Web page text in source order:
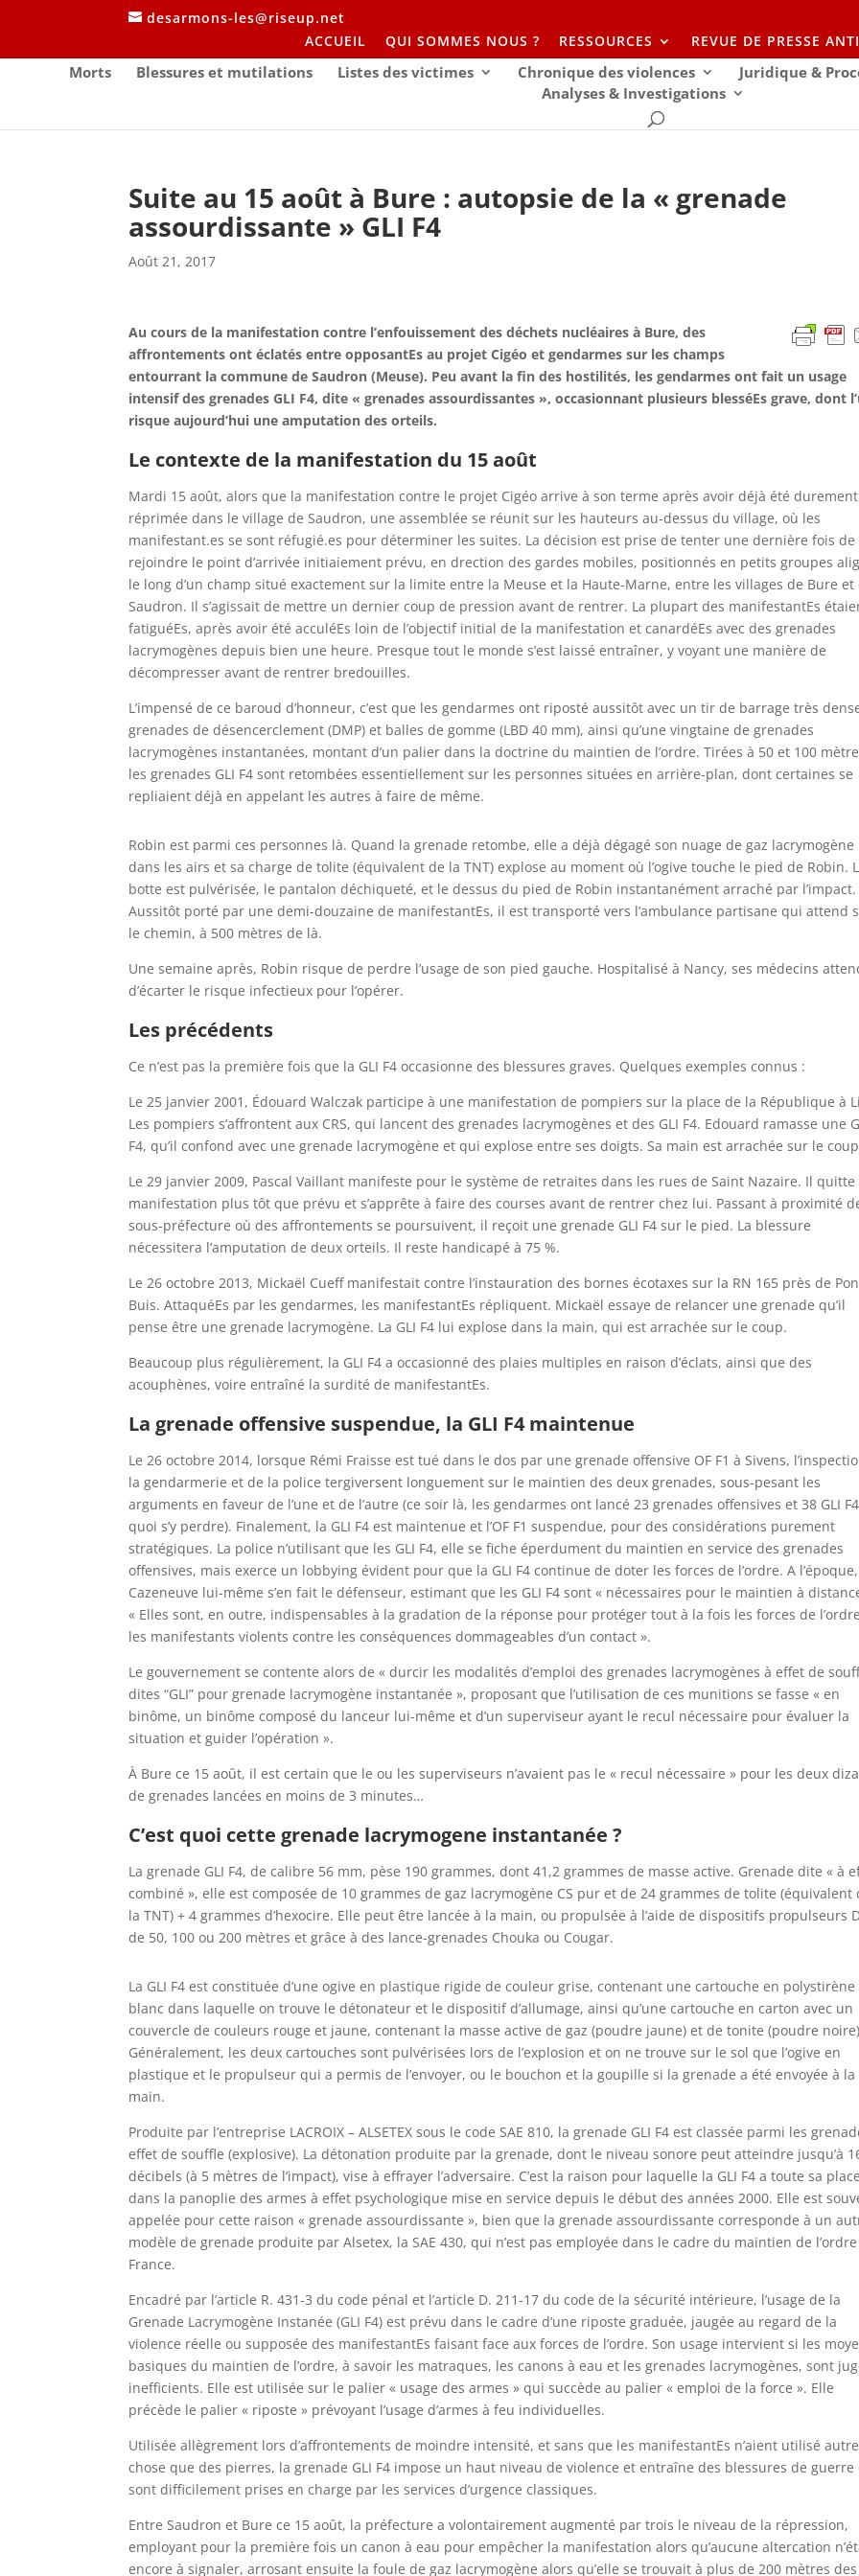
desarmons-les@riseup.net
ACCUEIL
QUI SOMMES NOUS ? RESSOURCES REVUE DE PRESSE
Morts Blessures et mutilations Listes des victimes Chronique des violences Juridique &
Analyses & Investigations
Suite au 15 août à Bure : autopsie de la « grenade
assourdissante » GLI F4
Août 21, 2017
Au cours de la manifestation contre l’enfouissement des déchets nucléaires à Bure, des
affrontements ont éclatés entre opposantEs au projet Cigéo et gendarmes sur les champs
entourrant la commune de Saudron (Meuse). Peu avant la fin des hostilités, les gendarmes ont fait un usage
intensif des grenades GLI F4, dite « grenades assourdissantes », occasionnant plusieurs blesséEs grave, dont
risque aujourd’hui une amputation des orteils.
Le contexte de la manifestation du 15 août
Mardi 15 août, alors que la manifestation contre le projet Cigéo arrive à son terme après avoir déjà été durement
réprimée dans le village de Saudron, une assemblée se réunit sur les hauteurs au-dessus du village, où les
manifestant.es se sont réfugié.es pour déterminer les suites. La décision est prise de tenter une dernière fois de
rejoindre le point d’arrivée initiaiement prévu, en drection des gardes mobiles, positionnés en petits groupes
le long d’un champ situé exactement sur la limite entre la Meuse et la Haute-Marne, entre les villages de Bure et
Saudron. Il s’agissait de mettre un dernier coup de pression avant de rentrer. La plupart des manifestantEs
fatiguéEs, après avoir été acculéEs loin de l’objectif initial de la manifestation et canardéEs avec des grenades
lacrymogènes depuis bien une heure. Presque tout le monde s’est laissé entraîner, y voyant une manière de
décompresser avant de rentrer bredouilles.
L’impensé de ce baroud d’honneur, c’est que les gendarmes ont riposté aussitôt avec un tir de barrage très
grenades de désencerclement (DMP) et balles de gomme (LBD 40 mm), ainsi qu’une vingtaine de grenades
lacrymogènes instantanées, montant d’un palier dans la doctrine du maintien de l’ordre. Tirées à 50 et 100
les grenades GLI F4 sont retombées essentiellement sur les personnes situées en arrière-plan, dont certaines se
repliaient déjà en appelant les autres à faire de même.
Robin est parmi ces personnes là. Quand la grenade retombe, elle a déjà dégagé son nuage de gaz lacrymogène
dans les airs et sa charge de tolite (équivalent de la TNT) explose au moment où l’ogive touche le pied de Robin.
botte est pulvérisée, le pantalon déchiqueté, et le dessus du pied de Robin instantanément arraché par l’impact.
Aussitôt porté par une demi-douzaine de manifestantEs, il est transporté vers l’ambulance partisane qui attend
le chemin, à 500 mètres de là.
Une semaine après, Robin risque de perdre l’usage de son pied gauche. Hospitalisé à Nancy, ses médecins
d’écarter le risque infectieux pour l’opérer.
Les précédents
Ce n’est pas la première fois que la GLI F4 occasionne des blessures graves. Quelques exemples connus :
Le 25 janvier 2001, Édouard Walczak participe à une manifestation de pompiers sur la place de la République à
Les pompiers s’affrontent aux CRS, qui lancent des grenades lacrymogènes et des GLI F4. Edouard ramasse une
F4, qu’il confond avec une grenade lacrymogène et qui explose entre ses doigts. Sa main est arrachée sur le
Le 29 janvier 2009, Pascal Vaillant manifeste pour le système de retraites dans les rues de Saint Nazaire. Il quitte
manifestation plus tôt que prévu et s’apprête à faire des courses avant de rentrer chez lui. Passant à proximité
sous-préfecture où des affrontements se poursuivent, il reçoit une grenade GLI F4 sur le pied. La blessure
nécessitera l’amputation de deux orteils. Il reste handicapé à 75 %.
Le 26 octobre 2013, Mickaël Cueff manifestait contre l’instauration des bornes écotaxes sur la RN 165 près de
Buis. AttaquéEs par les gendarmes, les manifestantEs répliquent. Mickaël essaye de relancer une grenade qu’il
pense être une grenade lacrymogène. La GLI F4 lui explose dans la main, qui est arrachée sur le coup.
Beaucoup plus régulièrement, la GLI F4 a occasionné des plaies multiples en raison d’éclats, ainsi que des
acouphènes, voire entraîné la surdité de manifestantEs.
La grenade offensive suspendue, la GLI F4 maintenue
Le 26 octobre 2014, lorsque Rémi Fraisse est tué dans le dos par une grenade offensive OF F1 à Sivens,
la gendarmerie et de la police tergiversent longuement sur le maintien des deux grenades, sous-pesant les
arguments en faveur de l’une et de l’autre (ce soir là, les gendarmes ont lancé 23 grenades offensives et 38 GLI
quoi s’y perdre). Finalement, la GLI F4 est maintenue et l’OF F1 suspendue, pour des considérations purement
stratégiques. La police n’utilisant que les GLI F4, elle se fiche éperdument du maintien en service des grenades
offensives, mais exerce un lobbying évident pour que la GLI F4 continue de doter les forces de l’ordre. A l’époque,
Cazeneuve lui-même s’en fait le défenseur, estimant que les GLI F4 sont « nécessaires pour le maintien à
« Elles sont, en outre, indispensables à la gradation de la réponse pour protéger tout à la fois les forces de
les manifestants violents contre les conséquences dommageables d’un contact ».
Le gouvernement se contente alors de « durcir les modalités d’emploi des grenades lacrymogènes à effet de
dites “GLI” pour grenade lacrymogène instantanée », proposant que l’utilisation de ces munitions se fasse « en
binôme, un binôme composé du lanceur lui-même et d’un superviseur ayant le recul nécessaire pour évaluer la
situation et guider l’opération ».
À Bure ce 15 août, il est certain que le ou les superviseurs n’avaient pas le « recul nécessaire » pour les deux
de grenades lancées en moins de 3 minutes…
C’est quoi cette grenade lacrymogene instantanée ?
La grenade GLI F4, de calibre 56 mm, pèse 190 grammes, dont 41,2 grammes de masse active. Grenade dite « à
combiné », elle est composée de 10 grammes de gaz lacrymogène CS pur et de 24 grammes de tolite (équivalent
la TNT) + 4 grammes d’hexocire. Elle peut être lancée à la main, ou propulsée à l’aide de dispositifs propulseurs
de 50, 100 ou 200 mètres et grâce à des lance-grenades Chouka ou Cougar.
La GLI F4 est constituée d’une ogive en plastique rigide de couleur grise, contenant une cartouche en polystirène
blanc dans laquelle on trouve le détonateur et le dispositif d’allumage, ainsi qu’une cartouche en carton avec un
couvercle de couleurs rouge et jaune, contenant la masse active de gaz (poudre jaune) et de tonite (poudre
Généralement, les deux cartouches sont pulvérisées lors de l’explosion et on ne trouve sur le sol que l’ogive en
plastique et le propulseur qui a permis de l’envoyer, ou le bouchon et la goupille si la grenade a été envoyée à la
main.
Produite par l’entreprise LACROIX – ALSETEX sous le code SAE 810, la grenade GLI F4 est classée parmi les
effet de souffle (explosive). La détonation produite par la grenade, dont le niveau sonore peut atteindre jusqu’à
décibels (à 5 mètres de l’impact), vise à effrayer l’adversaire. C’est la raison pour laquelle la GLI F4 a toute sa place
dans la panoplie des armes à effet psychologique mise en service depuis le début des années 2000. Elle est
appelée pour cette raison « grenade assourdissante », bien que la grenade assourdissante corresponde à un
modèle de grenade produite par Alsetex, la SAE 430, qui n’est pas employée dans le cadre du maintien de
France.
Encadré par l’article R. 431-3 du code pénal et l’article D. 211-17 du code de la sécurité intérieure, l’usage de la
Grenade Lacrymogène Instanée (GLI F4) est prévu dans le cadre d’une riposte graduée, jaugée au regard de la
violence réelle ou supposée des manifestantEs faisant face aux forces de l’ordre. Son usage intervient si les
basiques du maintien de l’ordre, à savoir les matraques, les canons à eau et les grenades lacrymogènes, sont
inefficients. Elle est utilisée sur le palier « usage des armes » qui succède au palier « emploi de la force ». Elle
précède le palier « riposte » prévoyant l’usage d’armes à feu individuelles.
Utilisée allègrement lors d’affrontements de moindre intensité, et sans que les manifestantEs n’aient utilisé autre
chose que des pierres, la grenade GLI F4 impose un haut niveau de violence et entraîne des blessures de guerre
sont difficilement prises en charge par les services d’urgence classiques.
Entre Saudron et Bure ce 15 août, la préfecture a volontairement augmenté par trois le niveau de la répression,
employant pour la première fois un canon à eau pour empêcher la manifestation alors qu’aucune altercation
encore à signaler, arrosant ensuite la foule de gaz lacrymogène alors qu’elle se trouvait à plus de 200 mètres des